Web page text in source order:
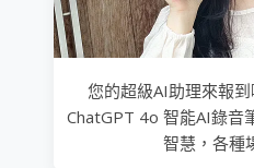
您的超級AI助理來報到
ChatGPT 4o 智能AI錄音
智慧，各種